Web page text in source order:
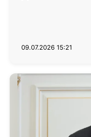
09.07.2026 15:21